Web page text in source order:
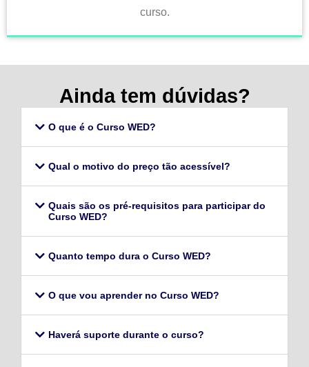
curso.
Ainda tem dúvidas?
O que é o Curso WED?
Qual o motivo do preço tão acessível?
Quais são os pré-requisitos para participar do
Curso WED?
Quanto tempo dura o Curso WED?
O que vou aprender no Curso WED?
Haverá suporte durante o curso?